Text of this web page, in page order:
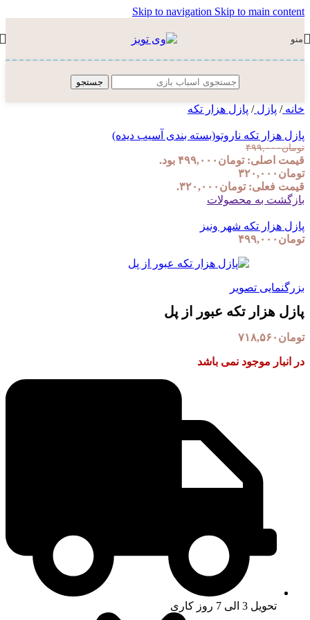
Skip to navigationSkip to main content
منو
جستجو
خانه / پازل / پازل هزار تکه
پازل هزار تکه ناروتو(بسته بندی آسیب دیده)
تومان۴۹۹,۰۰۰
قیمت اصلی: تومان۴۹۹,۰۰۰ بود.
تومان۳۲۰,۰۰۰
قیمت فعلی: تومان۳۲۰,۰۰۰.
بازگشت به محصولات
پازل هزار تکه شهر ونیز
تومان۴۹۹,۰۰۰
بزرگنمایی تصویر
پازل هزار تکه عبور از پل
تومان۷۱۸,۵۶۰
در انبار موجود نمی باشد
تحویل 3 الی 7 روز کاری